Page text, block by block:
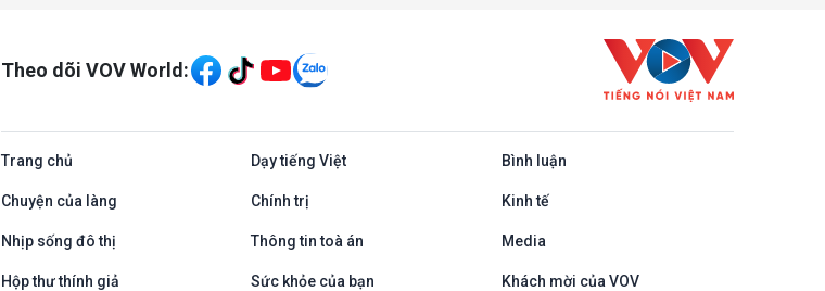
Theo dõi VOV World:
Trang chủ Dạy tiếng Việt Bình luận
Chuyện của làng Chính trị Kinh tế
Nhịp sống đô thị Thông tin toà án Media
Hộp thư thính giả Sức khỏe của bạn Khách mời của VOV